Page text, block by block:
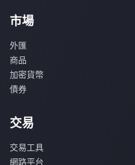
市場
外匯
商品
加密貨幣
債券
交易
交易工具
網路平台